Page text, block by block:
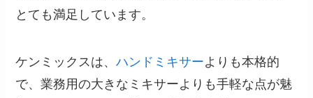
とても満足しています。
ケンミックスは、ハンドミキサーよりも本格的
で、業務用の大きなミキサーよりも手軽な点が魅